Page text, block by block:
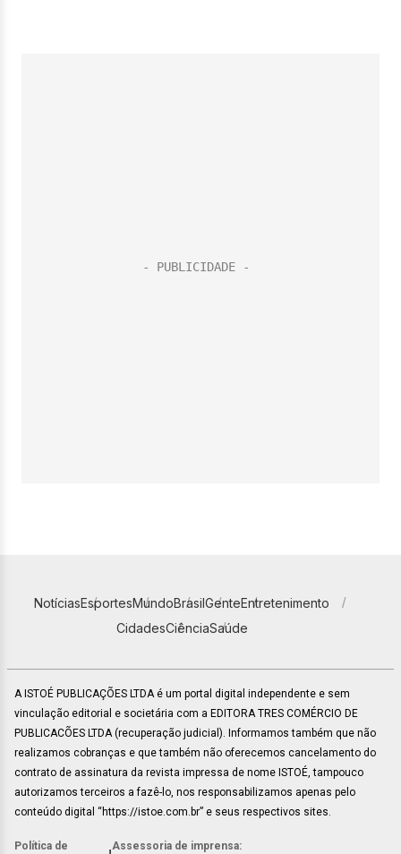
NotíciasEsportesMundoBrasilGenteEntretenimento
CidadesCiênciaSaúde
A ISTOÉ PUBLICAÇÕES LTDA é um portal digital independente e sem
vinculação editorial e societária com a EDITORA TRES COMÉRCIO DE
PUBLICACÕES LTDA (recuperação judicial). Informamos também que não
realizamos cobranças e que também não oferecemos cancelamento do
contrato de assinatura da revista impressa de nome ISTOÉ, tampouco
autorizamos terceiros a fazê-lo, nos responsabilizamos apenas pelo
conteúdo digital “https://istoe.com.br” e seus respectivos sites.
Política de Assessoria de imprensa: